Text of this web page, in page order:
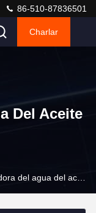
86-510-87836501
Charlar
Del Aceite